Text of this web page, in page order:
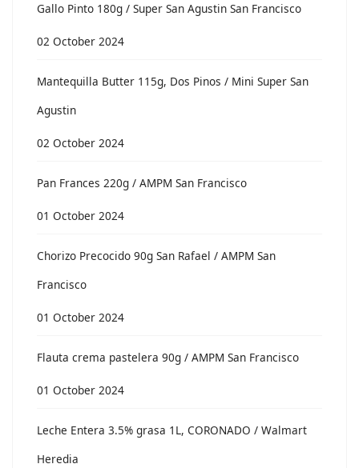
Gallo Pinto 180g / Super San Agustin San Francisco
02 October 2024
Mantequilla Butter 115g, Dos Pinos / Mini Super San
Agustin
02 October 2024
Pan Frances 220g / AMPM San Francisco
01 October 2024
Chorizo Precocido 90g San Rafael / AMPM San
Francisco
01 October 2024
Flauta crema pastelera 90g / AMPM San Francisco
01 October 2024
Leche Entera 3.5% grasa 1L, CORONADO / Walmart
Heredia